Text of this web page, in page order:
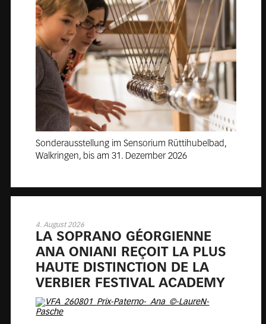
Sonderausstellung im Sensorium Rüttihubelbad,
Walkringen, bis am 31. Dezember 2026
4. August 2026
LA SO­PRA­NO GÉOR­GIEN­NE
ANA ONIA­NI REÇOIT LA PLUS
HAUTE DI­STINC­TION DE LA
VER­BIER FE­STI­VAL ACA­DE­MY